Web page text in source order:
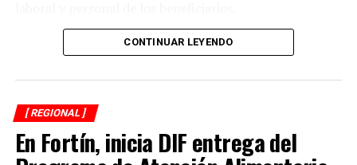
Durante la campaña fueron atendidas niñas, niños,
mayores, quienes previamente se sometieron a
valoraciones visuales para determinar la graduación
adecuada y recibir lentes acordes a sus necesidades.
El presidente del organismo asistencial señaló que una
CONTINUAR LEYENDO
[ REGIONAL ]
En Fortín, inicia DIF entrega del